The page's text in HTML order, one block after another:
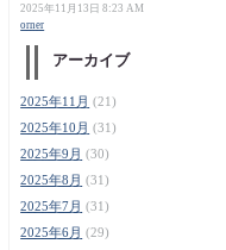
2025年11月13日 8:23 AM
orner
アーカイブ
2025年11月 (21)
2025年10月 (31)
2025年9月 (30)
2025年8月 (31)
2025年7月 (31)
2025年6月 (29)